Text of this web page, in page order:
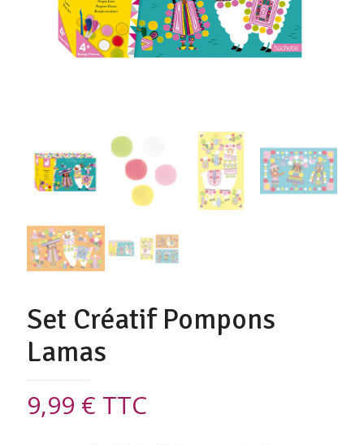
Set Créatif Pompons
Lamas
9,99 € TTC